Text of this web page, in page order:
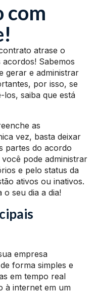
com
atrase o
Sabemos
gerar e administrar
por isso, se
saiba que está
as
vez, basta deixar
partes do acordo
pode administrar
e pelo status da
ativos ou inativos.
o seu dia a dia!
empresa
forma simples e
em tempo real
à internet em um